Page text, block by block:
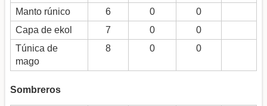
Manto rúnico
6 0
0
Capa de ekol
7 0
0
Túnica de
mago
8 0 0
Sombreros